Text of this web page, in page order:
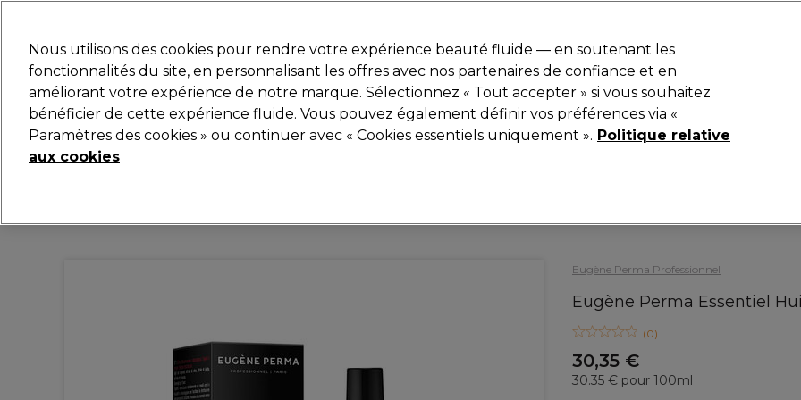
Rechercher
Marques Bons plans Coiffure Electro et Matériel Equipement de salon Beauté Hommes
Livraison et délais
Eugène Perma Professionnel
Eugène Perma Essentiel
(0)
30,35 €
30.35 € pour 100ml
Nous utilisons des cookies pour rendre votre expérience beauté fluide — en soutenant les
fonctionnalités du site, en personnalisant les offres avec nos partenaires de confiance et en
améliorant votre expérience de notre marque. Sélectionnez « Tout accepter » si vous souhaitez
bénéficier de cette expérience fluide. Vous pouvez également définir vos préférences via «
Paramètres des cookies » ou continuer avec « Cookies essentiels uniquement ». Politique relative
aux cookies